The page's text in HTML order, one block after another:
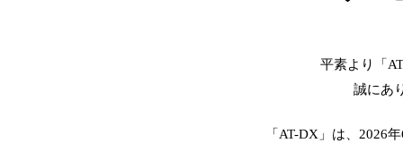
平素より「
誠にあ
「AT-DX」は、2026